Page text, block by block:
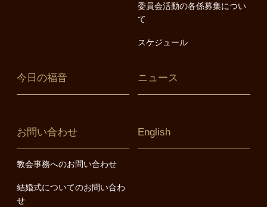
委員会活動の各係募集につい
て
スケジュール
今日の福音 ニュース
お問い合わせ
教会事務へのお問い合わせ
結婚式についてのお問い合わ
せ
English